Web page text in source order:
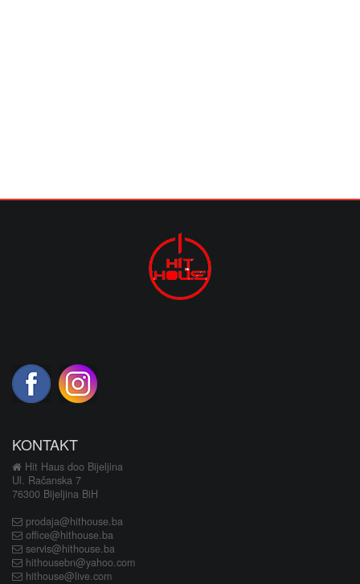
KONTAKT
Hit Haus doo Bijeljina
Ul. Račanska 7
76300 Bijeljina BiH
prodaja@hithouse.ba
office@hithouse.ba
servis@hithouse.ba
hithousebn@yahoo.com
hithouse@live.com